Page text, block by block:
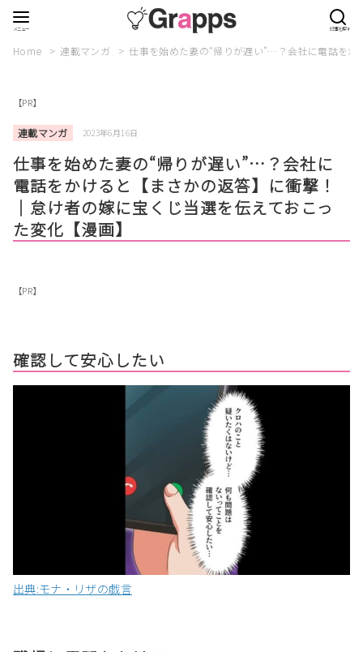
Home 連載マンガ 仕事を始めた妻の“帰りが遅い”…？会社に電話を
【PR】
連載マンガ 2023年6月16日
仕事を始めた妻の“帰りが遅い”…？会社に
電話をかけると【まさかの返答】に衝撃！
｜怠け者の嫁に宝くじ当選を伝えておこっ
た変化【漫画】
【PR】
確認して安心したい
出典:モナ・リザの戯言